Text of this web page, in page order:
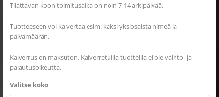
Tilattavan koon toimitusaika on noin 7-14 arkipäivää.
Tuotteeseen voi kaivertaa esim. kaksi yksiosaista nimeä ja
päivämäärän.
Kaiverrus on maksuton. Kaiverretuilla tuotteilla ei ole vaihto- ja
palautusoikeutta.
Valitse koko